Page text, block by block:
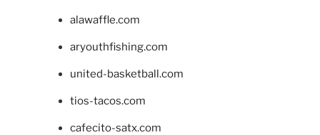
alawaffle.com
aryouthfishing.com
united-basketball.com
tios-tacos.com
cafecito-satx.com